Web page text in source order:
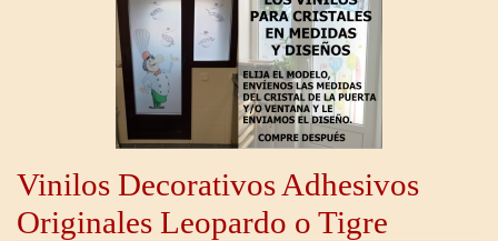
Vinilos Decorativos Adhesivos
Originales Leopardo o Tigre